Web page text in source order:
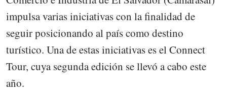
impulsa varias iniciativas con la finalidad de
seguir posicionando al país como destino
turístico. Una de estas iniciativas es el Connect
Tour, cuya segunda edición se llevó a cabo este
año.